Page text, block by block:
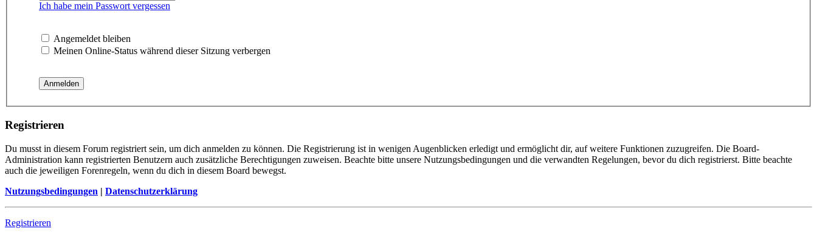
Ich habe mein Passwort vergessen
Angemeldet bleiben
Meinen Online-Status während dieser Sitzung verbergen
Registrieren
Du musst in diesem Forum registriert sein, um dich anmelden zu können. Die Registrierung ist in wenigen Augenblicken erledigt und ermöglicht dir, auf weitere Funktionen zuzugreifen. Die Board-
Administration kann registrierten Benutzern auch zusätzliche Berechtigungen zuweisen. Beachte bitte unsere Nutzungsbedingungen und die verwandten Regelungen, bevor du dich registrierst. Bitte beachte
auch die jeweiligen Forenregeln, wenn du dich in diesem Board bewegst.
Nutzungsbedingungen | Datenschutzerklärung
Registrieren